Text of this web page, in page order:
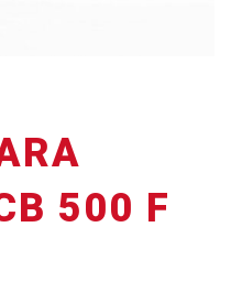
500 F